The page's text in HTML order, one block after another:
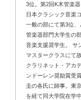
3位。第2回K木管楽
日本クラシック音楽
一般の部にて第3位
管楽器部門大学生の
音楽支援奨学生。 サ
マスタークラスにて
クラリネット・アカ
ンドーレン奨励賞受
圭の各氏に師事。東
を経て同大学院在学中